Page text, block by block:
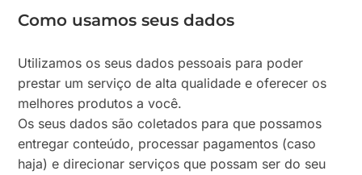
Como usamos seus dados
Utilizamos os seus dados pessoais para poder
prestar um serviço de alta qualidade e oferecer os
melhores produtos a você.
Os seus dados são coletados para que possamos
entregar conteúdo, processar pagamentos (caso
haja) e direcionar serviços que possam ser do seu